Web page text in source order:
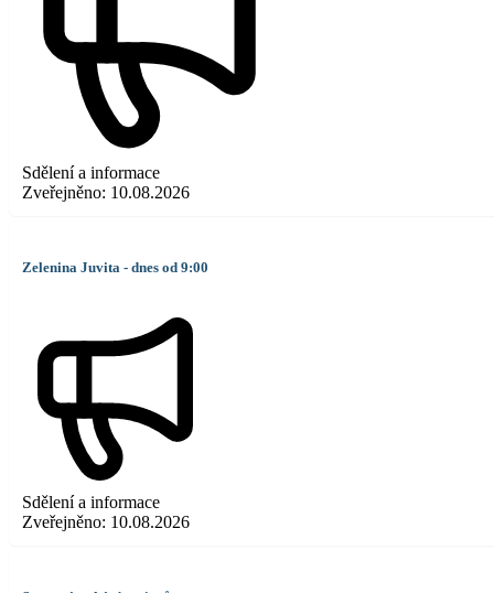
Sdělení a informace
Zveřejněno: 10.08.2026
Zelenina Juvita - dnes od 9:00
Sdělení a informace
Zveřejněno: 10.08.2026